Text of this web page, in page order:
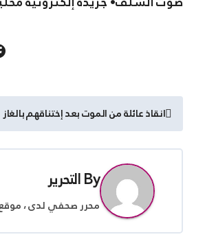
تصفّح
المقالات
انقاذ عائلة من الموت بعد إختناقهم بالغاز
Byالتحرير
محرر صحفي لدى ، موقع